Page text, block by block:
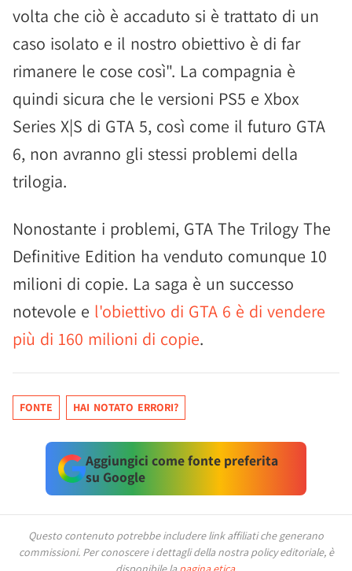
volta che ciò è accaduto si è trattato di un
caso isolato e il nostro obiettivo è di far
rimanere le cose così". La compagnia è
quindi sicura che le versioni PS5 e Xbox
Series X|S di GTA 5, così come il futuro GTA
6, non avranno gli stessi problemi della
trilogia.
Nonostante i problemi, GTA The Trilogy The
Definitive Edition ha venduto comunque 10
milioni di copie. La saga è un successo
notevole e l'obiettivo di GTA 6 è di vendere
più di 160 milioni di copie.
FONTE HAI NOTATO ERRORI?
Aggiungici come fonte preferita
su Google
Questo contenuto potrebbe includere link affiliati che generano
commissioni. Per conoscere i dettagli della nostra policy editoriale, è